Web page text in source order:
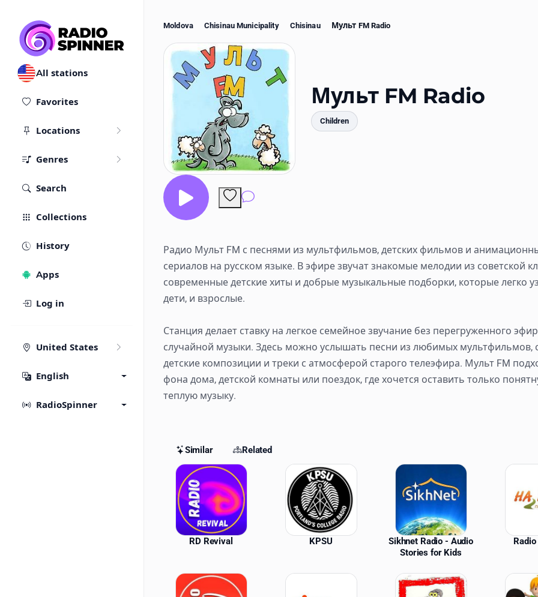
All stations
Favorites
Locations
Genres
Search
Collections
History
Apps
Log in
United States
English
RadioSpinner
Moldova Chisinau Municipality Chisinau Мульт FM Radio
Мульт FM Radio
Children
Comments
Радио Мульт FM с песнями из мультфильмов, детских фильмов и
сериалов на русском языке. В эфире звучат знакомые мелодии из советской
современные детские хиты и добрые музыкальные подборки, которые легко
дети, и взрослые.
Станция делает ставку на легкое семейное звучание без перегруженного
случайной музыки. Здесь можно услышать песни из любимых мультфильмов,
детские композиции и треки с атмосферой старого телеэфира. Мульт FM
фона дома, детской комнаты или поездок, где хочется оставить только
теплую музыку.
Similar Related
Similar Stations
RD Revival KPSU
Sikhnet Radio - Audio
Stories for Kids